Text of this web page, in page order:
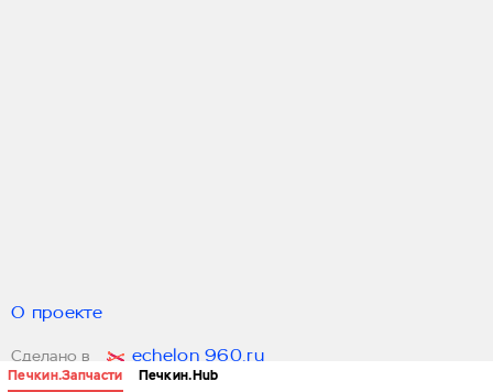
Печкин.Запчасти Печкин.Hub
О проекте
Сделано в echelon 960.ru